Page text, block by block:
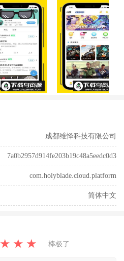
成都维怿科技有限公司
7a0b2957d914fe203b19c48a5eedc0d3
com.holyblade.cloud.platform
简体中文
★ ★ ★ 棒极了